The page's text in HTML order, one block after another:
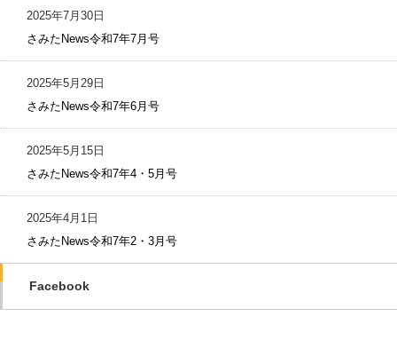
2025年7月30日
さみたNews令和7年7月号
2025年5月29日
さみたNews令和7年6月号
2025年5月15日
さみたNews令和7年4・5月号
2025年4月1日
さみたNews令和7年2・3月号
Facebook